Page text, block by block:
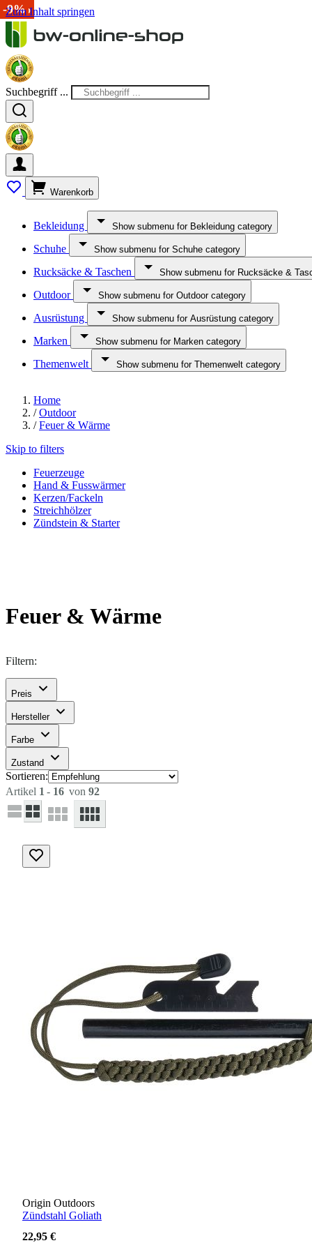
Zum Inhalt springen
Suchbegriff ...
Warenkorb
Bekleidung Show submenu for Bekleidung category
Schuhe Show submenu for Schuhe category
Rucksäcke & Taschen Show submenu for Rucksäcke &
Outdoor Show submenu for Outdoor category
Ausrüstung Show submenu for Ausrüstung category
Marken Show submenu for Marken category
Themenwelt Show submenu for Themenwelt category
Home
/ Outdoor
/ Feuer & Wärme
Skip to filters
Feuerzeuge
Hand & Fusswärmer
Kerzen/Fackeln
Streichhölzer
Zündstein & Starter
Feuer & Wärme
Filtern:
Preis
Hersteller
Farbe
Zustand
Sortieren:
Artikel 1 - 16 von 92
Origin Outdoors
Zündstahl Goliath
22,95 €
-11%
-9%